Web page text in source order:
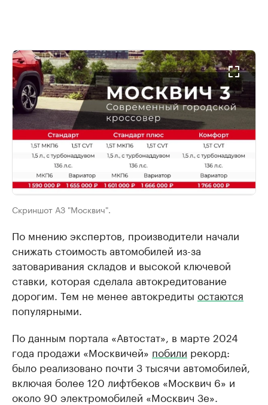
Скриншот АЗ "Москвич".
По мнению экспертов, производители начали
снижать стоимость автомобилей из-за
затоваривания складов и высокой ключевой
ставки, которая сделала автокредитование
дорогим. Тем не менее автокредиты остаются
популярными.
По данным портала «Автостат», в марте 2024
года продажи «Москвичей» побили рекорд:
было реализовано почти 3 тысячи автомобилей,
включая более 120 лифтбеков «Москвич 6» и
около 90 электромобилей «Москвич 3е».